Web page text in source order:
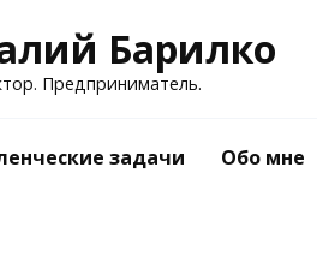
Барилко
Предприниматель.
задачи Обо мне